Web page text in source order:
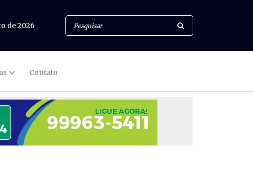
de 2026
Contato